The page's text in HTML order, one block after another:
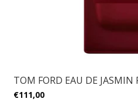
TOM FORD EAU DE JASMIN
€111,00